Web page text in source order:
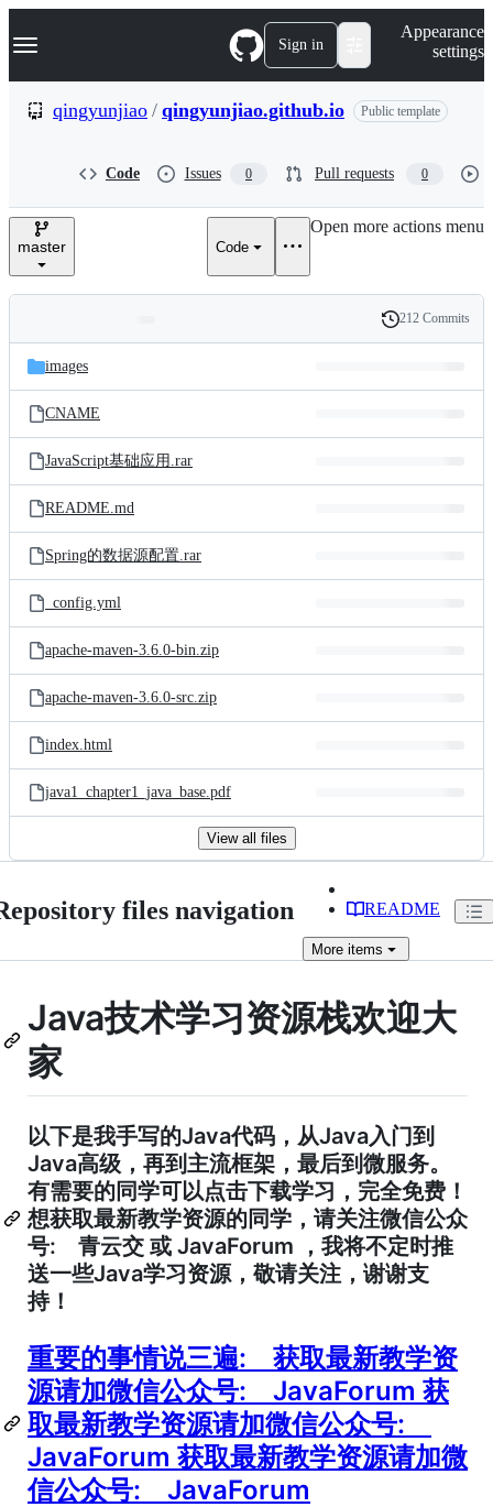
k
p
e
Navigation Menu Sign in
Appearance
settings
qingyunjiao / qingyunjiao.github.io Public template
Code Issues 0 Pull requests 0
master Code
Open more actions menu
and
files
Latest
commit
History
212 Commits
images
CNAME
JavaScript基础应用.rar
README.md
Spring的数据源配置.rar
_config.yml
apache-maven-3.6.0-bin.zip
apache-maven-3.6.0-src.zip
index.html
java1_chapter1_java_base.pdf
View all files
files navigation README
More items
Java技术学习资源栈欢迎大
家
以下是我手写的Java代码，从Java入门到
Java高级，再到主流框架，最后到微服务。
有需要的同学可以点击下载学习，完全免费！
想获取最新教学资源的同学，请关注微信公众
号: 青云交 或 JavaForum ，我将不定时推
送一些Java学习资源，敬请关注，谢谢支
持！
重要的事情说三遍: 获取最新教学资
源请加微信公众号: JavaForum 获
取最新教学资源请加微信公众号:
JavaForum 获取最新教学资源请加微
信公众号: JavaForum